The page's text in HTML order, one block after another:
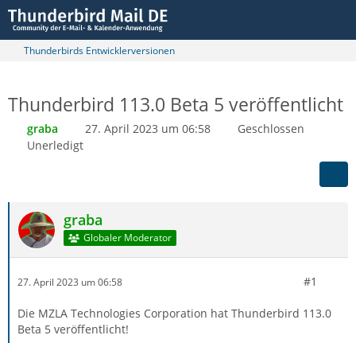
Thunderbirds Entwicklerversionen
Thunderbird 113.0 Beta 5 veröffentlicht
graba 27. April 2023 um 06:58
Geschlossen
Unerledigt
graba
Globaler Moderator
27. April 2023 um 06:58 #1
Die MZLA Technologies Corporation hat Thunderbird 113.0
Beta 5 veröffentlicht!